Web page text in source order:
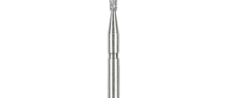
Podmínky ochrany osobních údajů